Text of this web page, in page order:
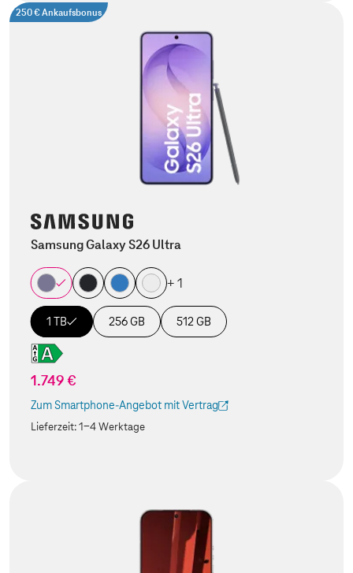
250 € Ankaufsbonus
Samsung Galaxy S26 Ultra
+ 1
1 TB 256 GB 512 GB
1.749 €
Zum Smartphone-Angebot mit Vertrag
(Der Link wird in einem neuen Tab geöffnet)
Lieferzeit:1-4 Werktage